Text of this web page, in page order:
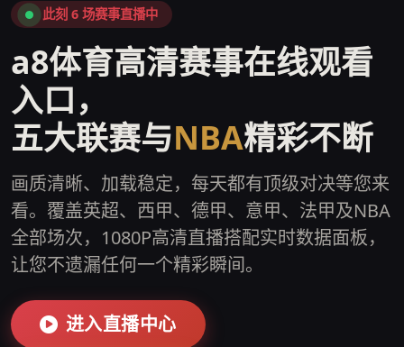
此刻 6 场赛事直播中
a8体育高清赛事在线观看
入口，
五大联赛与NBA精彩不断
画质清晰、加载稳定，每天都有顶级对决等您来
看。覆盖英超、西甲、德甲、意甲、法甲及NBA
全部场次，1080P高清直播搭配实时数据面板，
让您不遗漏任何一个精彩瞬间。
进入直播中心